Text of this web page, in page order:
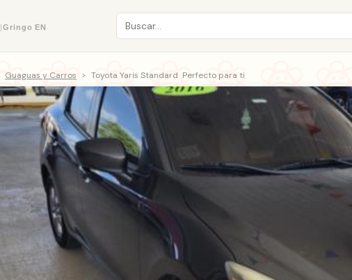
|Gringo EN
Guaguas y Carros > Toyota Yaris Standard  Perfecto para ti